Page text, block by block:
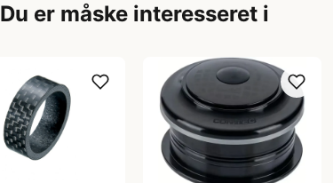
Du er måske interesseret i